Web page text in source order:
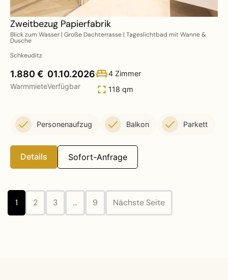
Zweitbezug Papierfabrik
Blick zum Wasser | Große Dachterrasse | Tageslichtbad mit Wanne &
Dusche
Schkeuditz
1.880 €
Warmmiete
01.10.2026
Verfügbar
4 Zimmer
118 qm
Personenaufzug Balkon Parkett
Details Sofort-Anfrage
1 2 3 … 9 Nächste Seite